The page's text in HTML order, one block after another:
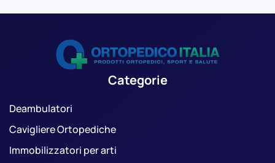
Categorie
Deambulatori
Cavigliere Ortopediche
Immobilizzatori per arti